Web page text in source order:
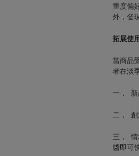
重度偏
外，發
拓展使
當商品
者在淡
一， 新
二， 創
三， 情
醬即可